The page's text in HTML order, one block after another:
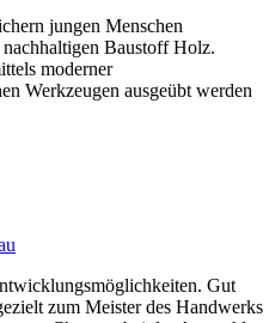
jungen Menschen
Baustoff Holz.
moderner
Werkzeugen ausgeübt werden
Gut
zum Meister des Handwerks